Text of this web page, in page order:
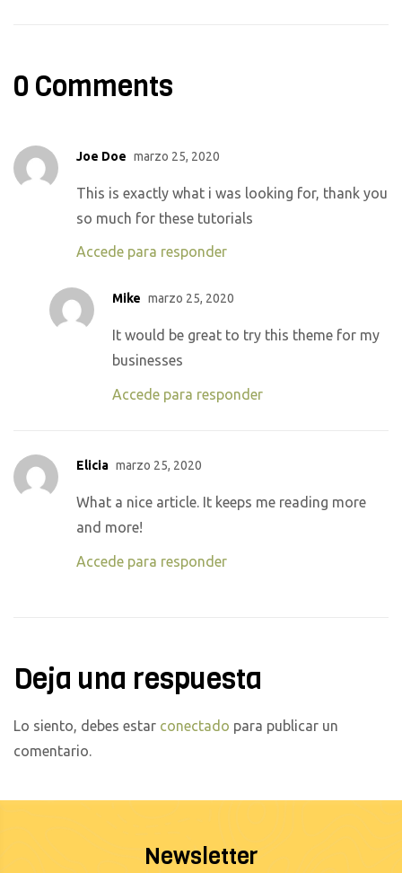
0 Comments
Joe Doe marzo 25, 2020
This is exactly what i was looking for, thank you
so much for these tutorials
Accede para responder
Mike marzo 25, 2020
It would be great to try this theme for my
businesses
Accede para responder
Elicia marzo 25, 2020
What a nice article. It keeps me reading more
and more!
Accede para responder
Deja una respuesta
Lo siento, debes estar conectado para publicar un
comentario.
Newsletter